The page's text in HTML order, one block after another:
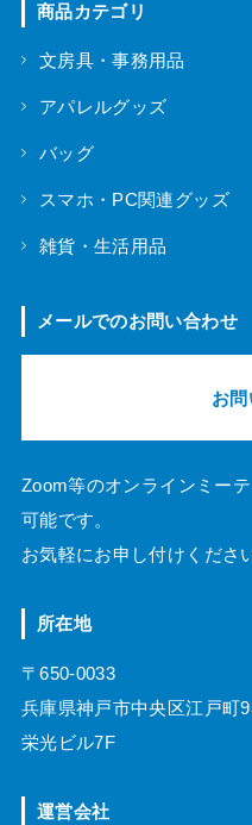
商品カテゴリ
文房具・事務用品
アパレルグッズ
バッグ
スマホ・PC関連グッズ
雑貨・生活用品
メールでのお問い合わせ
お
Zoom等のオンラインミー
可能です。
お気軽にお申し付けくださ
所在地
〒650-0033
兵庫県神戸市中央区江戸町
栄光ビル7F
運営会社